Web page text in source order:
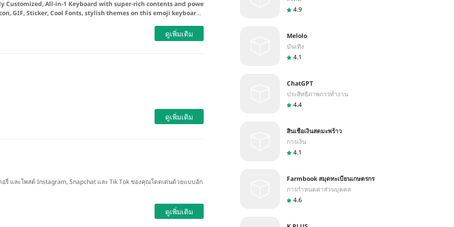
Customized, All-in-1 Keyboard with super-rich contents and powe
GIF, Sticker, Cool Fonts, stylish themes on this emoji keyboard,
ดูเพิ่มเติม
ดูเพิ่มเติม
รี่ และโพสต์ Instagram, Snapchat และ Tik Tok ของคุณโดดเด่นด้วยแบบอัก
ดูเพิ่มเติม
4.9
Melolo
บันเทิง
4.1
ChatGPT
ประสิทธิภาพการทำงาน
4.4
สินเชื่อเงินสดมะพร้าว
การเงิน
4.1
Farmbook สมุดทะเบียนเกษตรกร
การกำหนดค่าส่วนบุคคล
4.6